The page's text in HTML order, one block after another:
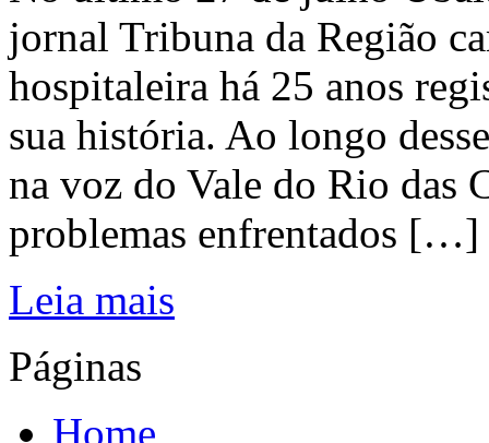
jornal Tribuna da Região
hospitaleira há 25 anos
sua história. Ao longo
na voz do Vale do Rio das
problemas enfrentados […]
Leia mais
Páginas
Home